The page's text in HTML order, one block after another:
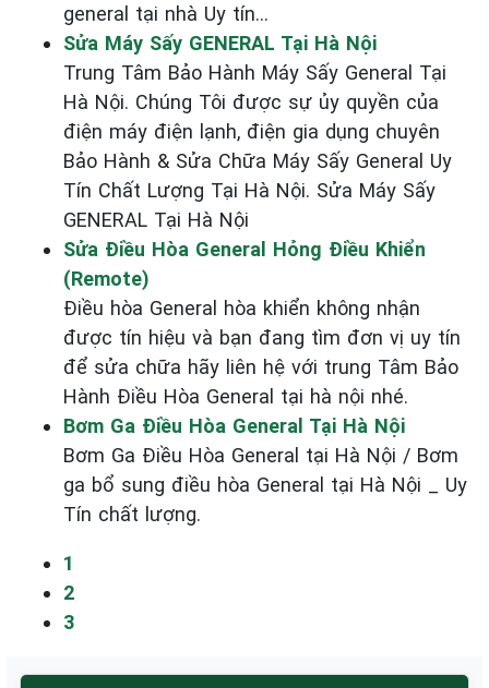
general tại nhà Uy tín...
Sửa Máy Sấy GENERAL Tại Hà Nội
Trung Tâm Bảo Hành Máy Sấy General Tại
Hà Nội. Chúng Tôi được sự ủy quyền của
điện máy điện lạnh, điện gia dụng chuyên
Bảo Hành & Sửa Chữa Máy Sấy General Uy
Tín Chất Lượng Tại Hà Nội. Sửa Máy Sấy
GENERAL Tại Hà Nội
Sửa Điều Hòa General Hỏng Điều Khiển
(Remote)
Điều hòa General hòa khiển không nhận
được tín hiệu và bạn đang tìm đơn vị uy tín
để sửa chữa hãy liên hệ với trung Tâm Bảo
Hành Điều Hòa General tại hà nội nhé.
Bơm Ga Điều Hòa General Tại Hà Nội
Bơm Ga Điều Hòa General tại Hà Nội / Bơm
ga bổ sung điều hòa General tại Hà Nội _ Uy
Tín chất lượng.
1
2
3